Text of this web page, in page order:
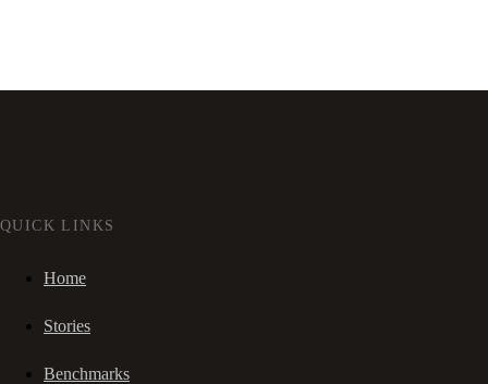
QUICK LINKS
Home
Stories
Benchmarks